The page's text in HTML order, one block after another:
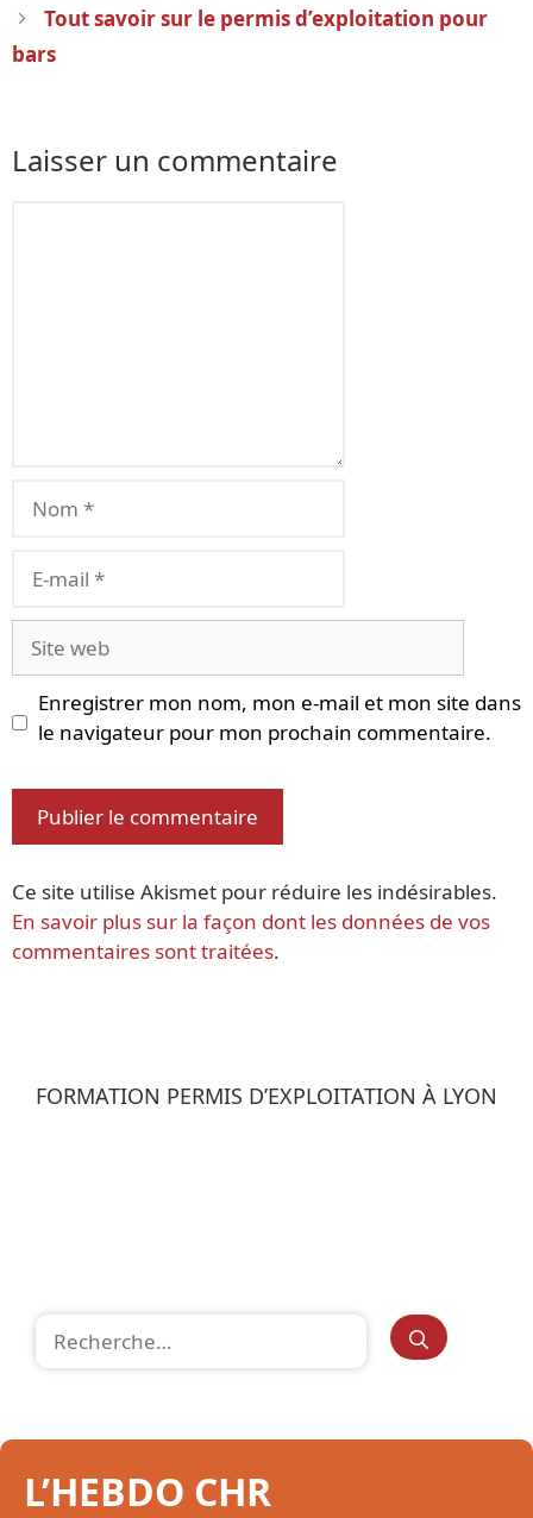
Tout savoir sur le permis d’exploitation pour
bars
Laisser un commentaire
mail
web
Enregistrer mon nom, mon e-mail et mon site dans
le navigateur pour mon prochain commentaire.
Ce site utilise Akismet pour réduire les indésirables.
En savoir plus sur la façon dont les données de vos
commentaires sont traitées.
FORMATION PERMIS D’EXPLOITATION À LYON
L’HEBDO CHR